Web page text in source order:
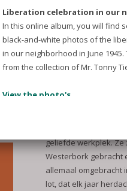
het Joods weeshuis.
vervangend thuis en
geliefde werkplek. Ze
Westerbork gebracht
allemaal omgebracht
lot, dat elk jaar